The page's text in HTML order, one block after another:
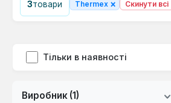
3товари Thermex × Скинути всі
Тільки в наявності
Виробник (1)